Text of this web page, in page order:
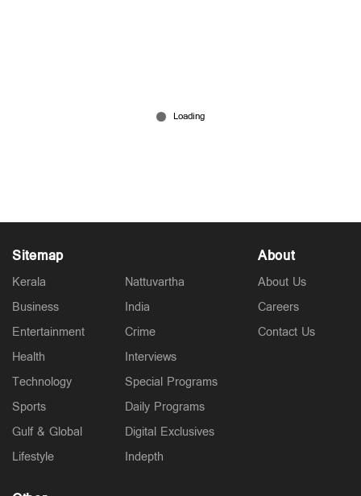
Sitemap
Kerala
Business
Entertainment
Health
Technology
Sports
Gulf & Global
Lifestyle
Nattuvartha
India
Crime
Interviews
Special Programs
Daily Programs
Digital Exclusives
Indepth
About
About Us
Careers
Contact Us